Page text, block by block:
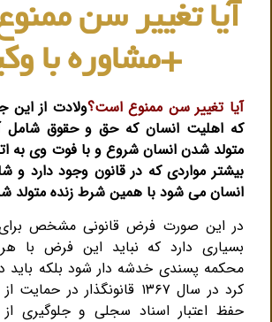
آیا تغییر سن
+مشاوره با
آیا تغییر سن ممنوع است؟ولادت از
که اهلیت انسان که حق و حقوق شامل
متولد شدن انسان شروع و با فوت وی به
بیشتر مواردی که در قانون وجود دارد
انسان می شود با همین شرط زنده متولد
در این صورت فرض قانونی مشخص برای
بسیاری دارد که نباید این فرض با
محکمه پسندی خدشه دار شود بلکه
کرد در سال ۱۳۶۷ قانونگذار در
حفظ اعتبار اسناد سجلی و جلوگیری